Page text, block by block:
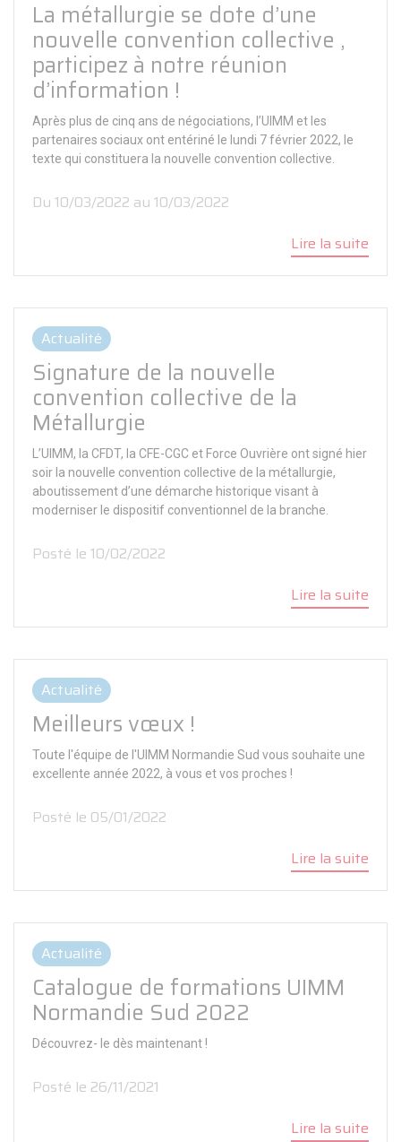
La métallurgie se dote d’une
nouvelle convention collective ,
participez à notre réunion
d’information !
Après plus de cinq ans de négociations, l’UIMM et les
partenaires sociaux ont entériné le lundi 7 février 2022, le
texte qui constituera la nouvelle convention collective.
Du 10/03/2022 au 10/03/2022
Lire la suite
Actualité
Signature de la nouvelle
convention collective de la
Métallurgie
L’UIMM, la CFDT, la CFE-CGC et Force Ouvrière ont signé hier
soir la nouvelle convention collective de la métallurgie,
aboutissement d’une démarche historique visant à
moderniser le dispositif conventionnel de la branche.
Posté le 10/02/2022
Lire la suite
Actualité
Meilleurs vœux !
Toute l'équipe de l'UIMM Normandie Sud vous souhaite une
excellente année 2022, à vous et vos proches !
Posté le 05/01/2022
Lire la suite
Actualité
Catalogue de formations UIMM
Normandie Sud 2022
Découvrez- le dès maintenant !
Posté le 26/11/2021
Lire la suite
Panneau de gestion des cookies